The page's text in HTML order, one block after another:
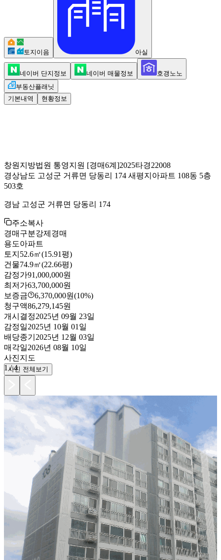
토지이음 아실
네이버 단지정보 네이버 매물정보
호갱노노
부동산플래닛
기본내역
현황정보
창원지방법원 통영지원 [경매6계]2025타경22008
경상남도 고성군 거류면 당동리 174 새평지아파트 108동 5층
503호
경남 고성군 거류면 당동리 174
주소복사
경매구분강제경매
용도아파트
토지 52.6㎡(15.91평)
건물74.9㎡(22.66평)
감정가91,000,000원
최저가63,700,000원
보증금
6,370,000원(10%)
청구액86,279,145원
개시결정2025년 09월 23일
감정일2025년 10월 01일
배당종기 2025년 12월 03일
매각일2026년 08월 10일
사진지도
1 /4
사진 전체보기